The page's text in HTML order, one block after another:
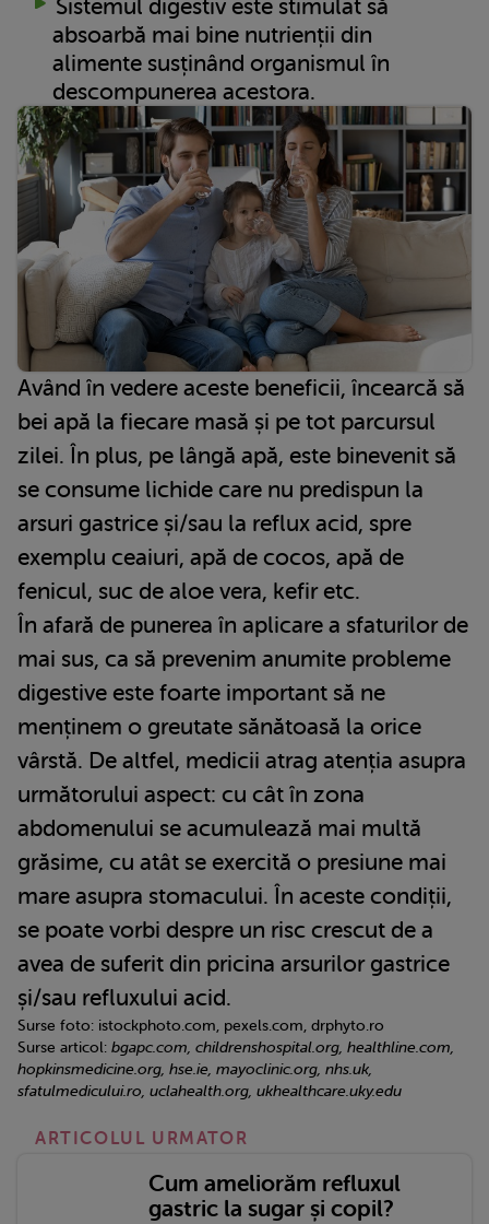
Sistemul digestiv este stimulat să
absoarbă mai bine nutrienții din
alimente susținând organismul în
descompunerea acestora.
Având în vedere aceste beneficii, încearcă să
bei apă la fiecare masă și pe tot parcursul
zilei. În plus, pe lângă apă, este binevenit să
se consume lichide care nu predispun la
arsuri gastrice și/sau la reflux acid, spre
exemplu ceaiuri, apă de cocos, apă de
fenicul, suc de aloe vera, kefir etc.
În afară de punerea în aplicare a sfaturilor de
mai sus, ca să prevenim anumite probleme
digestive este foarte important să ne
menținem o greutate sănătoasă la orice
vârstă. De altfel, medicii atrag atenția asupra
următorului aspect: cu cât în zona
abdomenului se acumulează mai multă
grăsime, cu atât se exercită o presiune mai
mare asupra stomacului. În aceste condiții,
se poate vorbi despre un risc crescut de a
avea de suferit din pricina arsurilor gastrice
și/sau refluxului acid.
Surse foto: istockphoto.com, pexels.com, drphyto.ro
Surse articol: bgapc.com, childrenshospital.org, healthline.com,
hopkinsmedicine.org, hse.ie, mayoclinic.org, nhs.uk,
sfatulmedicului.ro, uclahealth.org, ukhealthcare.uky.edu
ARTICOLUL URMATOR
Cum ameliorăm refluxul
gastric la sugar și copil?